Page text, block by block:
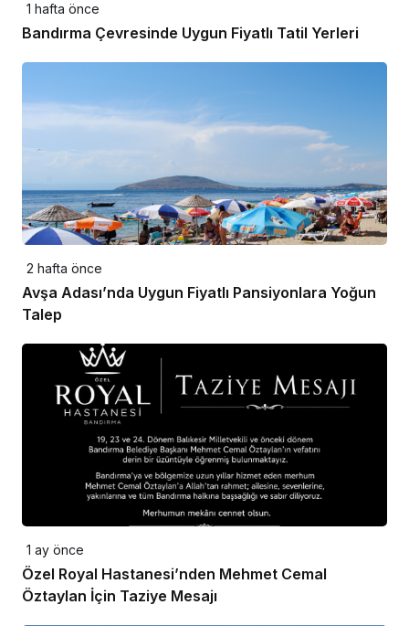
1 hafta önce
Bandırma Çevresinde Uygun Fiyatlı Tatil Yerleri
2 hafta önce
Avşa Adası’nda Uygun Fiyatlı Pansiyonlara Yoğun
Talep
1 ay önce
Özel Royal Hastanesi’nden Mehmet Cemal
Öztaylan İçin Taziye Mesajı